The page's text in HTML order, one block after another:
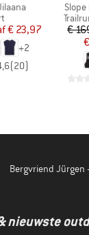
prijs
€ 23,97
+2
(20)
Artikel
€
Bergvriend Jürgen
nieuwste